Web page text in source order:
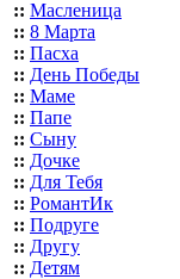
:: Масленица
:: 8 Марта
:: Пасха
:: День Победы
:: Маме
:: Папе
:: Сыну
:: Дочке
:: Для Тебя
:: РомантИк
:: Подруге
:: Другу
:: Детям